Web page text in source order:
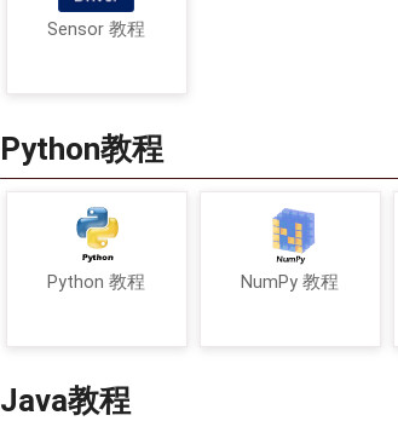
Sensor 教程
Python教程
Python 教程 NumPy 教程
Java教程